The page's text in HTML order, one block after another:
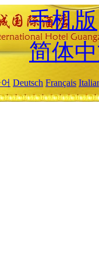
手机版
简体
Deutsch Français